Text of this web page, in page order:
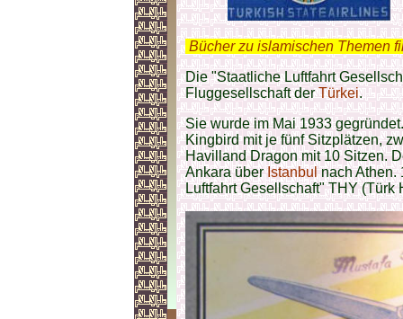
Bücher zu islamischen Themen
Die "Staatliche Luftfahrt
Fluggesellschaft derTürkei.
Sie wurde im Mai 1933
Kingbird mit je fünf Sitzplätzen,
Havilland Dragon mit 10 Sitzen.
Ankara überIstanbulnach Athen.
Luftfahrt Gesellschaft" THY (Türk